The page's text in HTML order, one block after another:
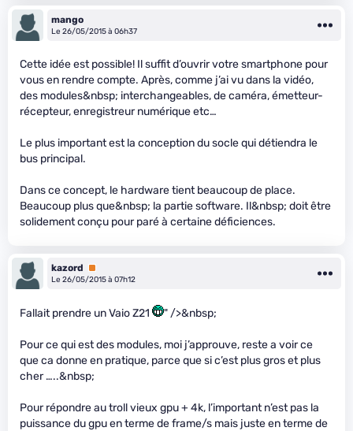
mango
Le 26/05/2015 à 06h37
Cette idée est possible! Il suffit d’ouvrir votre smartphone pour
vous en rendre compte. Après, comme j’ai vu dans la vidéo,
des modules&nbsp; interchangeables, de caméra, émetteur-
récepteur, enregistreur numérique etc…
Le plus important est la conception du socle qui détiendra le
bus principal.
Dans ce concept, le hardware tient beaucoup de place.
Beaucoup plus que&nbsp; la partie software. Il&nbsp; doit être
solidement conçu pour paré à certaine déficiences.
kazord
Premium
Le 26/05/2015 à 07h12
Fallait prendre un Vaio Z21 " />&nbsp;
Pour ce qui est des modules, moi j’approuve, reste a voir ce
que ca donne en pratique, parce que si c’est plus gros et plus
cher …..&nbsp;
Pour répondre au troll vieux gpu + 4k, l’important n’est pas la
puissance du gpu en terme de frame/s mais juste en terme de